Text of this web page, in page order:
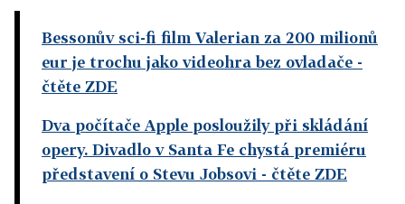
Bessonův sci-fi film Valerian za 200 milionů
eur je trochu jako videohra bez ovladače -
čtěte ZDE
Dva počítače Apple posloužily při skládání
opery. Divadlo v Santa Fe chystá premiéru
představení o Stevu Jobsovi - čtěte ZDE